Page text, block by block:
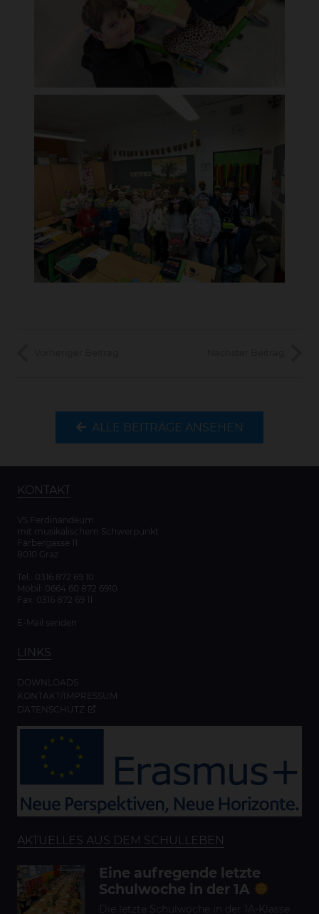
ALLE BEITRÄGE ANSEHEN
KONTAKT
VS Ferdinandeum
mit musikalischem Schwerpunkt
Färbergasse 11
8010 Graz
Tel.: 0316 872 69 10
Mobil: 0664 60 872 6910
Fax: 0316 872 69 11
E-Mail senden
LINKS
DOWNLOADS
KONTAKT/IMPRESSUM
DATENSCHUTZ
AKTUELLES AUS DEM SCHULLEBEN
Eine aufregende letzte
Schulwoche in der 1A
Die letzte Schulwoche in der 1A-Klasse